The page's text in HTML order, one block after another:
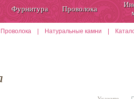
Фурнитура Проволока
Проволока Натуральные камни